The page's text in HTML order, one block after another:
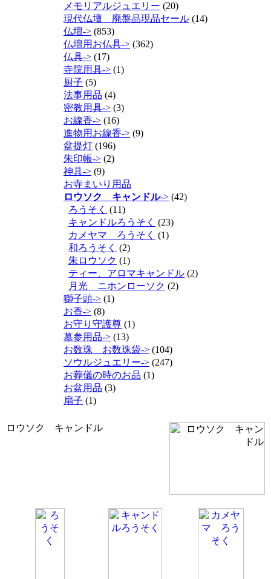
メモリアルジュエリー (20)
現代仏壇 廃盤品現品セール (14)
仏壇-> (853)
仏壇用お仏具-> (362)
仏具-> (17)
寺院用具-> (1)
厨子 (5)
法事用品 (4)
密教用具-> (3)
お線香-> (16)
進物用お線香-> (9)
盆提灯 (196)
朱印帳-> (2)
神具-> (9)
お寺まいり用品
ロウソク キャンドル-> (42)
ろうそく (11)
キャンドルろうそく (23)
カメヤマ ろうそく (1)
和ろうそく (2)
朱ロウソク (1)
ティー、アロマキャンドル (2)
月光 ニホンローソク (2)
獅子頭-> (1)
お香-> (8)
お守り守護尊 (1)
墓参用品-> (13)
お数珠 お数珠袋-> (104)
ソウルジュエリー-> (247)
お葬儀の時のお品 (1)
お盆用品 (3)
扇子 (1)
ロウソク キャンドル